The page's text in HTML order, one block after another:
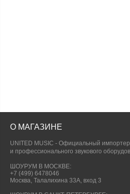
О МАГАЗИНЕ
UNITED MUSIC - Официальный
и профессионального звукового
ШОУРУМ В МОСКВЕ:
+7 (499) 6478046
Москва, Талалихина 33А, вход 3